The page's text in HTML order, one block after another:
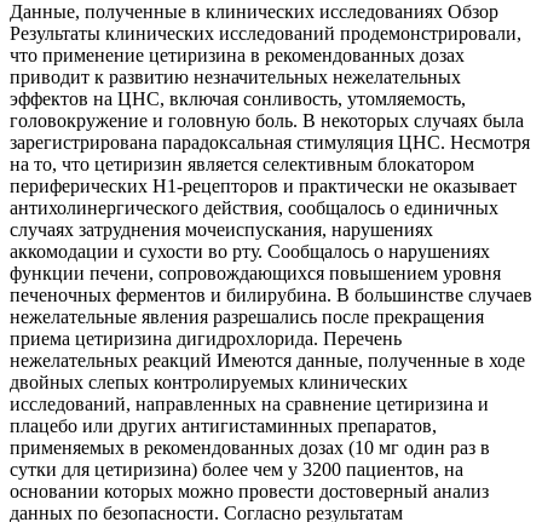
Данные, полученные в клинических исследованиях Обзор
Результаты клинических исследований продемонстрировали,
что применение цетиризина в рекомендованных дозах
приводит к развитию незначительных нежелательных
эффектов на ЦНС, включая сонливость, утомляемость,
головокружение и головную боль. В некоторых случаях была
зарегистрирована парадоксальная стимуляция ЦНС. Несмотря
на то, что цетиризин является селективным блокатором
периферических H1-рецепторов и практически не оказывает
антихолинергического действия, сообщалось о единичных
случаях затруднения мочеиспускания, нарушениях
аккомодации и сухости во рту. Сообщалось о нарушениях
функции печени, сопровождающихся повышением уровня
печеночных ферментов и билирубина. В большинстве случаев
нежелательные явления разрешались после прекращения
приема цетиризина дигидрохлорида. Перечень
нежелательных реакций Имеются данные, полученные в ходе
двойных слепых контролируемых клинических
исследований, направленных на сравнение цетиризина и
плацебо или других антигистаминных препаратов,
применяемых в рекомендованных дозах (10 мг один раз в
сутки для цетиризина) более чем у 3200 пациентов, на
основании которых можно провести достоверный анализ
данных по безопасности. Согласно результатам